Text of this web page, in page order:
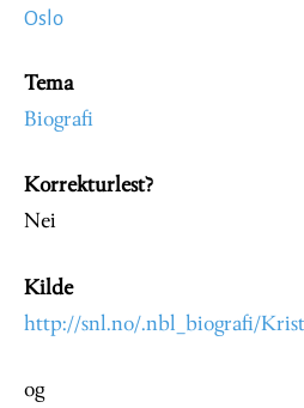
Oslo
Tema
Biografi
Korrekturlest?
Nei
Kilde
http://snl.no/.nbl_biografi/
og